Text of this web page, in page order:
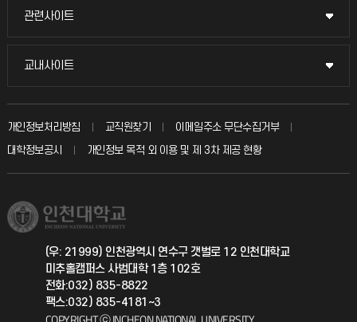
입학안내
취업정보(학생)
묻고 답하기
칭찬마당
학생서비스 지킴이
관련사이트
관련사이트
국방헬프콜
총동문회
교내사이트
교내사이트
교수회
교육혁신본부
국제지원과
공자아카데미
기초교육원
개인정보처리방침 교직원찾기
이메일주소 무단수집거부
대학정보공시
개인정보 목적 외 이용 및 제 3차 제공 현황
(우: 21999) 인천광역시 연수구 갯벌로 12 인천대학교
미추홀캠퍼스 사범대학 1층 102호
전화:032) 835-8822
팩스:032) 835-4181~3